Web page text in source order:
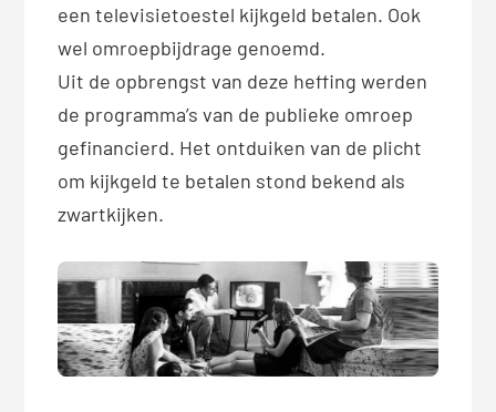
een televisietoestel kijkgeld betalen. Ook
wel omroepbijdrage genoemd.
Uit de opbrengst van deze heffing werden
de programma’s van de publieke omroep
gefinancierd. Het ontduiken van de plicht
om kijkgeld te betalen stond bekend als
zwartkijken.